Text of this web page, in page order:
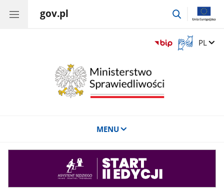
gov.pl
przejdź
Otwórz
okno
Zmień
PL
MENU